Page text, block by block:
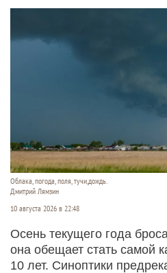
Облака, погода, поля, тучи,дождь.
Дмитрий Лямзин
10 августа 2026 в 22:48
Осень текущего года
она обещает стать самой
10 лет. Синоптики